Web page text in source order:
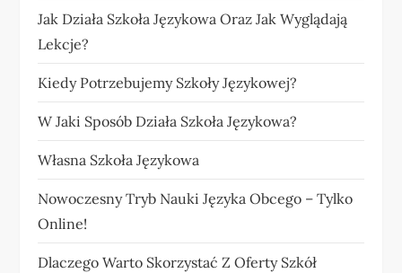
Jak Działa Szkoła Językowa Oraz Jak Wyglądają
Lekcje?
Kiedy Potrzebujemy Szkoły Językowej?
W Jaki Sposób Działa Szkoła Językowa?
Własna Szkoła Językowa
Nowoczesny Tryb Nauki Języka Obcego – Tylko
Online!
Dlaczego Warto Skorzystać Z Oferty Szkół